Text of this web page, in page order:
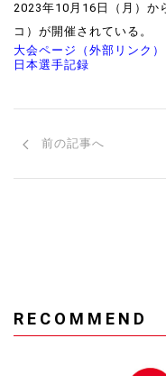
2023年10月16日（月）か
コ）が開催されている。
大会ページ（外部リンク）
日本選手記録
前の記事へ
RECOMMEND